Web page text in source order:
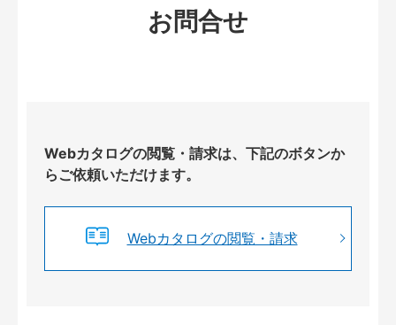
お問合せ
Webカタログの閲覧・請求は、下記のボタンか
らご依頼いただけます。
Webカタログの閲覧・請求